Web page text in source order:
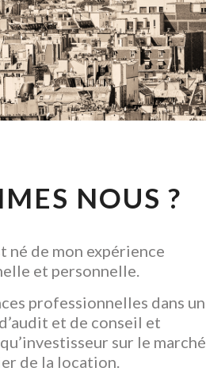
EN
L' ACQUISITION
NOUS ?
né de mon expérience
et personnelle.
professionnelles dans un
et de conseil et
sur le marché
de la location.